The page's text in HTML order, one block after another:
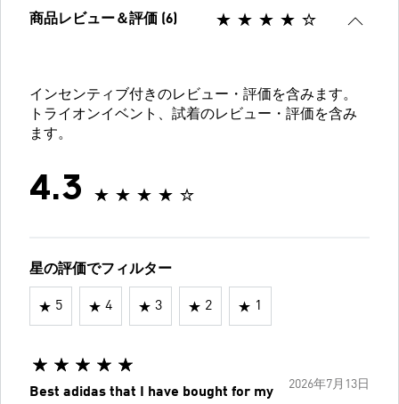
商品レビュー＆評価 (6)
インセンティブ付きのレビュー・評価を含みます。
トライオンイベント、試着のレビュー・評価を含み
ます。
4.3
星の評価でフィルター
5 4 3 2 1
2026年7月13日
Best adidas that I have bought for my